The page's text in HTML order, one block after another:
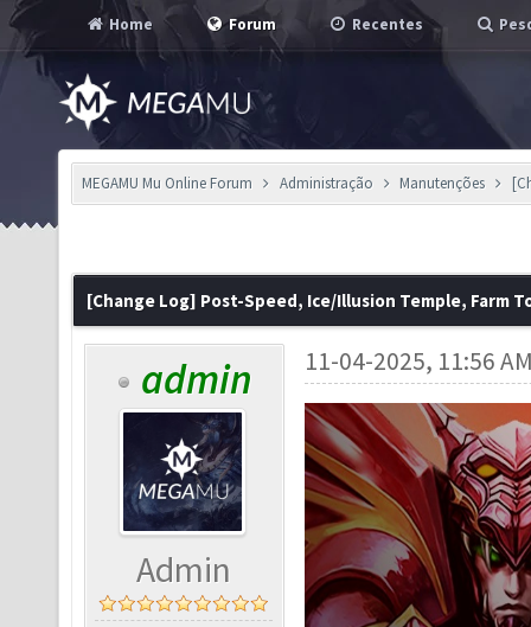
Home Forum Recentes
MEGAMU Mu Online Forum Administração Manutenções
[Change Log] Post-Speed, Ice/Illusion Temple, Farm
admin
Admin
11-04-2025, 11:56